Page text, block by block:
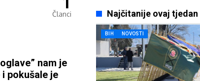
Članci
nam je
pokušale je
Najčitanije ovaj tjedan
BIH NOVOSTI